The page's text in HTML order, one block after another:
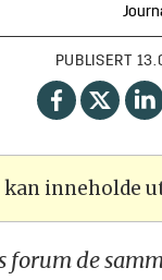
PUBLISERT
inneholde
de